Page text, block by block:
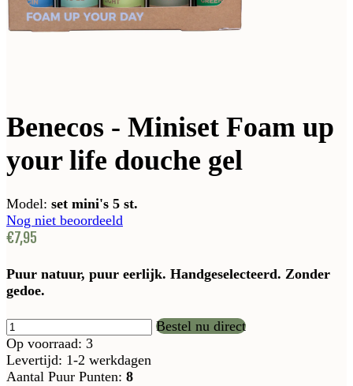
Benecos - Miniset Foam up
your life douche gel
Model: set mini's 5 st.
Nog niet beoordeeld
€7,95
Puur natuur, puur eerlijk. Handgeselecteerd. Zonder
gedoe.
Bestel nu direct
Op voorraad: 3
Levertijd: 1-2 werkdagen
Aantal Puur Punten: 8